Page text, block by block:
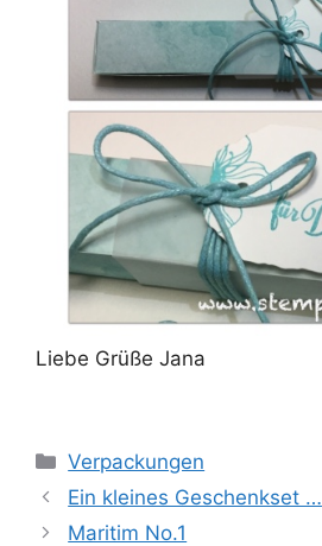
Liebe Grüße Jana
Kategorien
Verpackungen
Ein kleines Geschenkset …
Maritim No.1